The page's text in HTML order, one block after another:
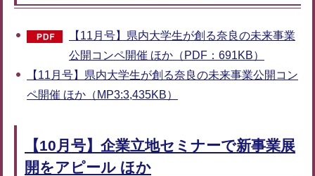
【11月号】県内大学生が創る奈良の未来事業
公開コンペ開催 ほか（PDF：691KB）
【11月号】県内大学生が創る奈良の未来事業公開コン
ペ開催 ほか（MP3:3,435KB）
【10月号】企業立地セミナーで新事業展
開をアピール ほか